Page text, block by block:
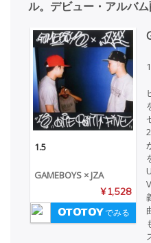
ル。デビュー・アルバ
1.5
GAMEBOYS × JZA
¥ 1,528
でみる